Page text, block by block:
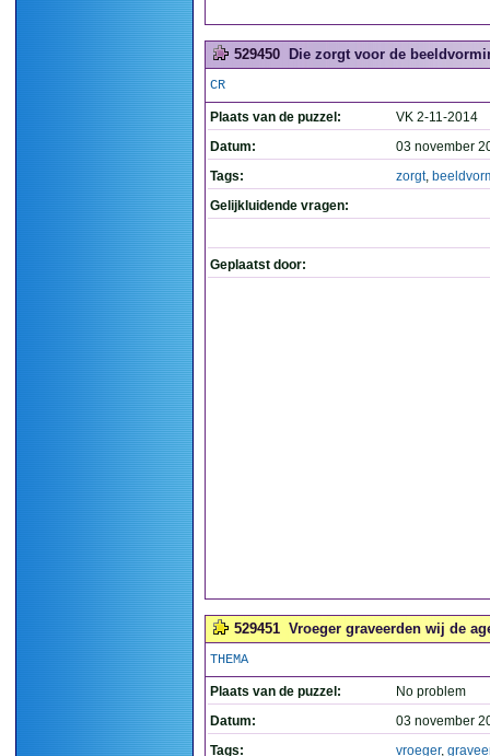
529450 Die zorgt voor de
CR
Plaats van de puzzel:
VK 2-11-2014
Datum:
03 november
Tags:
zorgt,
Gelijkluidende vragen:
Geplaatst door:
529451 Vroeger graveerden wij de
THEMA
Plaats van de puzzel:
No problem
Datum:
03 november
Tags:
vroeger,